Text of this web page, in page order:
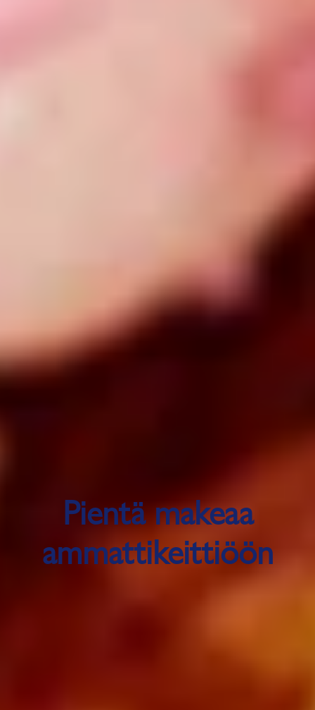
Pientä makeaa
ammattikeittiöön